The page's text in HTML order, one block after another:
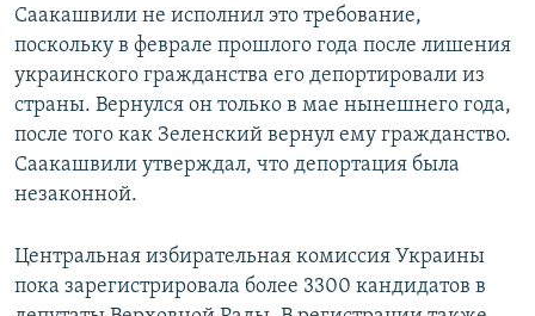
Саакашвили не исполнил это требование,
поскольку в феврале прошлого года после лишения
украинского гражданства его депортировали из
страны. Вернулся он только в мае нынешнего года,
после того как Зеленский вернул ему гражданство.
Саакашвили утверждал, что депортация была
незаконной.
Центральная избирательная комиссия Украины
пока зарегистрировала более 3300 кандидатов в